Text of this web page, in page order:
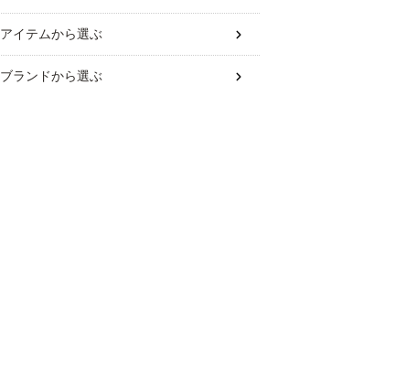
アイテムから選ぶ
ブランドから選ぶ